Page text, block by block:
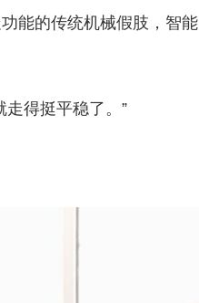
能的传统机械假肢，智能
得挺平稳了。”